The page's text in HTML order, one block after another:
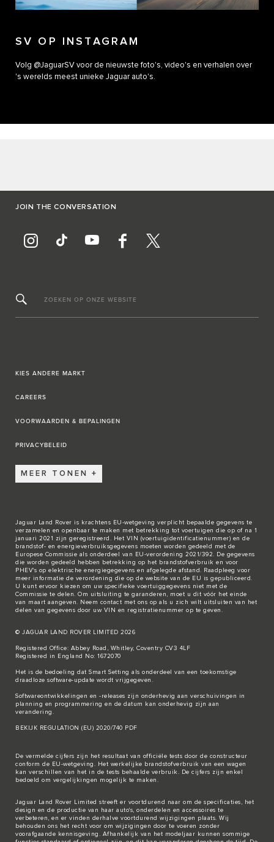
SV OP INSTAGRAM
Volg @JaguarSV voor de nieuwste foto's, video's en verhalen over
's werelds meest unieke Jaguar auto's.
JOIN THE CONVERSATION
ZOEKEN OP ONZE WEBSITE
KIES ANDERE MARKT
CAREERS
VOORWAARDEN & BEPALINGEN
PRIVACYBELEID
MEER TONEN
Jaguar Land Rover is krachtens EU-wetgeving verplicht bepaalde gegevens te
verzamelen en openbaar te maken met betrekking tot voertuigen die op of na 1
januari 2021 zijn geregistreerd. Het VIN (voertuigidentificatienummer) en de
brandstof- en energieverbruiksgegevens moeten worden gedeeld met de
Europese Commissie als onderdeel van EU-verordening 2021/392. De gegevens
die worden gedeeld hebben betrekking op het brandstofverbruik en voor
PHEV's op elektrische energiegegevens en afgelegde afstand. Raadpleeg voor
meer informatie de verordening die op de website van de EU is gepubliceerd.
U kunt ervoor kiezen om uw specifieke voertuiggegevens niet met de
Commissie te delen. Om uitsluiting te garanderen, moet u dit vóór het einde
van maart aangeven. Neem contact met ons op als u zich wilt uitsluiten van het
delen van gegevens door uw VIN en registratienummer op te geven.
© JAGUAR LAND ROVER LIMITED 2026
Registered Office: Abbey Road, Whitley, Coventry CV3 4LF
Registered in England No: 1672070
Het is de bedoeling dat Smart Setting als onderdeel van een toekomstige
draadloze software-update wordt vrijgegeven.
Softwareontwikkelingen en -releases zijn onderhevig aan verschuivingen in
planning en programmering en de datum kan onderhevig zijn aan
verandering.
BEKIJK REGULATION (EU) 2020/740 PDF
De vermelde cijfers zijn het resultaat van officiële tests door de constructeur
conform de EU-wetgeving. Het werkelijke brandstofverbruik van een wagen
kan verschillen van het in de tests behaalde verbruik. De cijfers zijn enkel
bedoeld om vergelijkingen mogelijk te maken.
Jaguar Land Rover Limited streeft er voortdurend naar om de specificaties, het
design en de productie van haar auto's, onderdelen en accessoires te
verbeteren, en er vinden derhalve voortdurend wijzigingen plaats. Wij
behouden ons het recht voor om wijzigingen door te voeren zonder
voorafgaande kennisgeving. Afhankelijk van het modeljaar kunnen sommige